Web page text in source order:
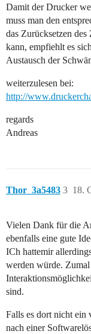
Damit der Drucker
muss man den
das Zurücksetzen
kann, empfiehlt es
Austausch der
weiterzulesen bei:
http://
regards
Andreas
Thor_3a5483 18.
3
Vielen Dank für die
ebenfalls eine gute
ICh hattemir
werden würde. Zumal
sind.
Falls es dort nicht ein
nach einer